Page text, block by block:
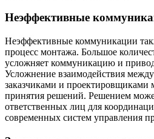
Неэффективные
Неэффективные коммуникации
процесс монтажа. Большое
усложняет коммуникацию и
Усложнение взаимодействия
заказчиками и проектировщиками
принятия решений. Решением
ответственных лиц для
современных систем управления